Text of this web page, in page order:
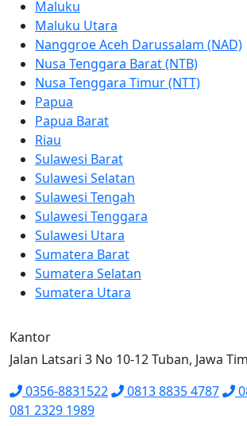
Maluku
Maluku Utara
Nanggroe Aceh Darussalam (NAD)
Nusa Tenggara Barat (NTB)
Nusa Tenggara Timur (NTT)
Papua
Papua Barat
Riau
Sulawesi Barat
Sulawesi Selatan
Sulawesi Tengah
Sulawesi Tenggara
Sulawesi Utara
Sumatera Barat
Sumatera Selatan
Sumatera Utara
Kantor
Jalan Latsari 3 No 10-12 Tuban, Jawa
0356-8831522
0813 8835 4787
081 2329 1989